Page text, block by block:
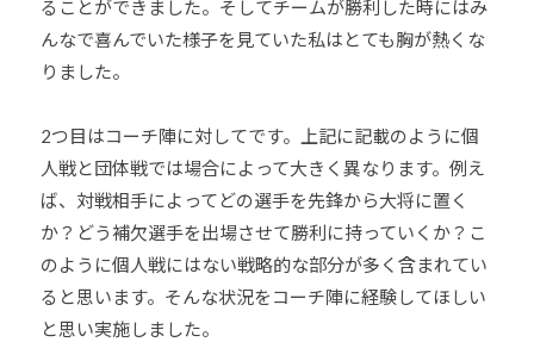
ることができました。そしてチームが勝利した時にはみ
んなで喜んでいた様子を見ていた私はとても胸が熱くな
りました。
2つ目はコーチ陣に対してです。上記に記載のように個
人戦と団体戦では場合によって大きく異なります。例え
ば、対戦相手によってどの選手を先鋒から大将に置く
か？どう補欠選手を出場させて勝利に持っていくか？こ
のように個人戦にはない戦略的な部分が多く含まれてい
ると思います。そんな状況をコーチ陣に経験してほしい
と思い実施しました。